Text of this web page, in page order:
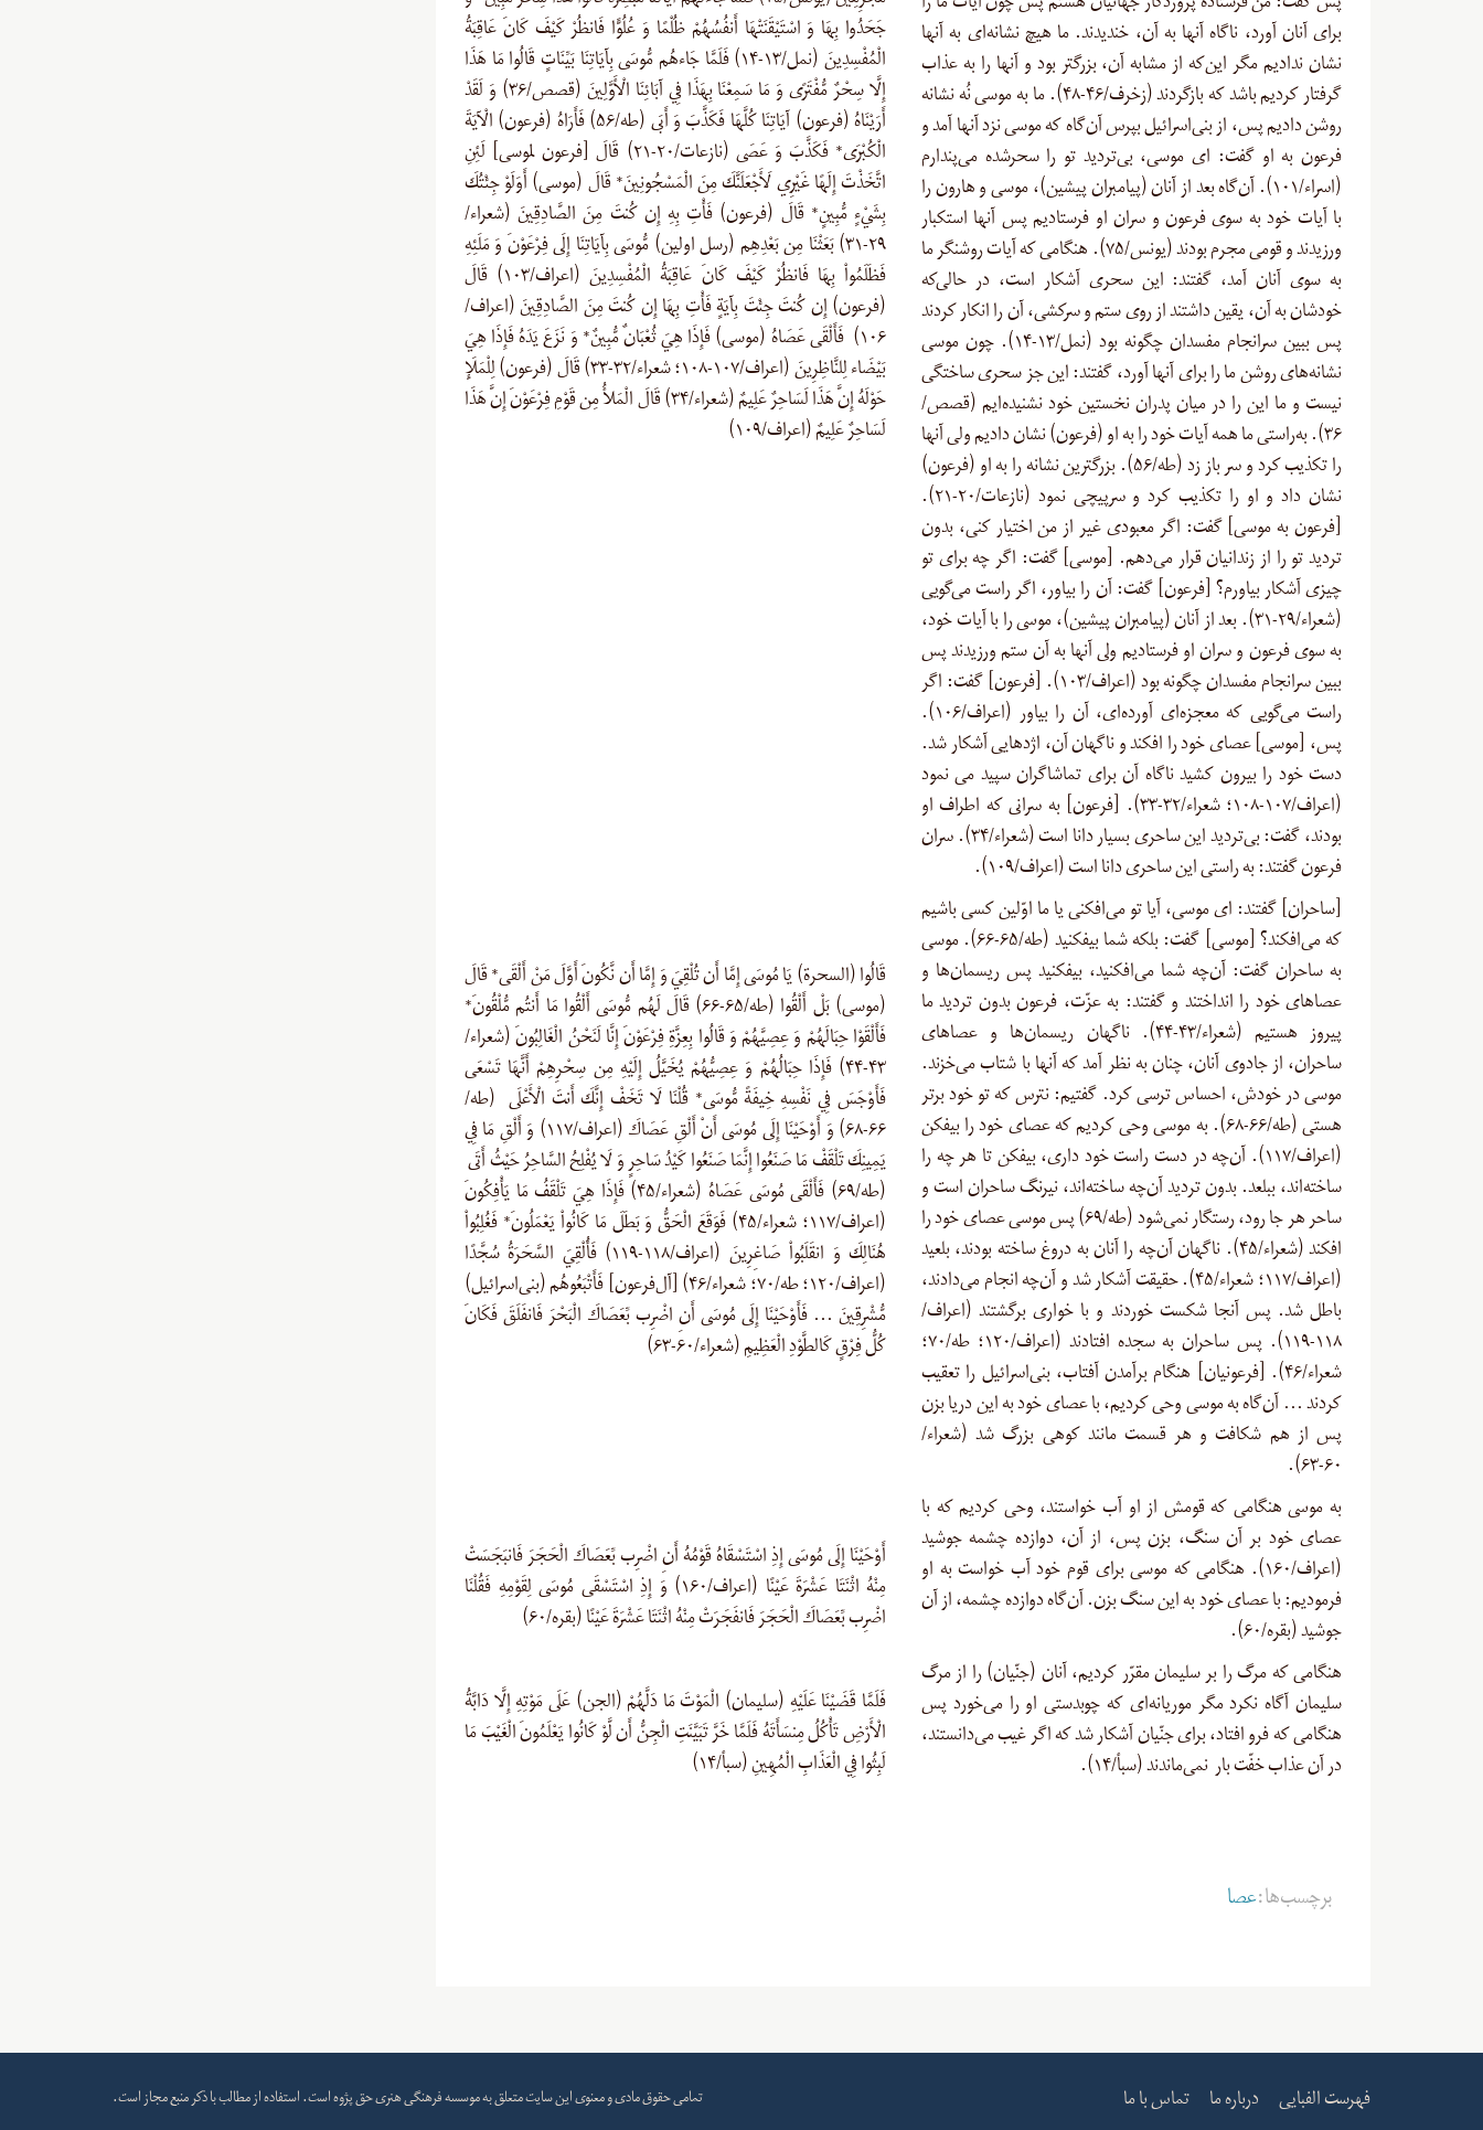
پس گفت: من فرستاده پروردگار جهانیان هستم پس چون آیات ما را
برای آنان آورد، ناگاه آنها به آن، ‌خندیدند. ما هیچ نشانه‌ای به آنها
نشان ندادیم مگر این‌که از مشابه آن، بزرگتر بود و آنها را به عذاب
گرفتار کردیم باشد که بازگردند (زخرف/۴۶-۴۸). ما به موسی نُه نشانه
روشن دادیم پس، از بنی‌اسرائیل بپرس آن‌گاه که موسی نزد آنها آمد و
فرعون به او گفت: ای موسی، بی‌تردید تو را سحرشده می‌پندارم
(اسراء/۱۰۱). آن‌گاه بعد از آنان (پیامبران پیشین)، موسی و هارون را
با آیات خود به سوی فرعون و سران او فرستادیم پس آنها استکبار
ورزیدند و قومی مجرم بودند (یونس/۷۵). هنگامی که آیات روشنگر ما
به سوی آنان آمد، گفتند: این سحری آشکار است، در حالی‌که
خودشان به آن، یقین داشتند از روى ستم و سرکشی، آن را انکار کردند
پس ببین سرانجام مفسدان چگونه بود (نمل/۱۳-۱۴). چون موسی
نشانه‌های روشن ما را برای آنها آورد، گفتند: این جز سحری ساختگی
نیست و ما این را در میان پدران نخستین خود نشنیده‌‍‌ایم (قصص/
۳۶). به‌راستی ما همه آیات خود را به او (فرعون) نشان دادیم ولی آنها
را تکذیب کرد و سر باز زد (طه/۵۶). بزرگترین نشانه را به او (فرعون)
نشان داد و او را تکذیب کرد و سرپیچی نمود (نازعات/۲۰-۲۱).
[فرعون به موسی] گفت: اگر معبودی غیر از من اختیار کنی، بدون
تردید تو را از زندانیان قرار می‌دهم. [موسی] گفت: اگر چه برای تو
چیزی آشکار بیاورم؟ [فرعون] گفت: آن را بیاور، اگر راست می‌گویی
(شعراء/۲۹-۳۱). بعد از آنان (پیامبران پیشین)، موسى را با آیات خود،
به سوى فرعون و سران او فرستادیم ولى آنها به آن ستم ورزیدند پس
ببین سرانجام مفسدان چگونه بود (اعراف/۱۰۳). [فرعون] گفت: اگر
راست می‌گویی که معجزه‌ای آورده‌ای، آن را بیاور (اعراف/۱۰۶).
پس، [موسی] عصای خود را افکند و ناگهان آن، اژدهایی آشکار شد.
دست خود را بیرون کشید ناگاه آن براى تماشاگران سپید مى ‏نمود
(اعراف/۱۰۷-۱۰۸؛ شعراء/۳۲-۳۳). [فرعون] به سرانى که اطراف او
بودند، گفت: بی‌تردید این ساحرى بسیار دانا است (شعراء/۳۴). سران
فرعون گفتند: به راستی این ساحری دانا است (اعراف/۱۰۹).
[ساحران] گفتند: ای موسی، آیا تو می‌افکنی یا ما اوّلین کسی باشیم
که می‌افکند؟ [موسی] گفت: بلکه شما بیفکنید (طه/۶۵-۶۶). موسی
به ساحران گفت: آن‌چه شما می‌افکنید، بیفکنید پس ریسمان‌ها و
عصاهای خود را انداختند و گفتند: به عزّت، فرعون بدون تردید ما
پیروز هستیم (شعراء/۴۳-۴۴). ناگهان ریسمان‌ها و عصاهای
ساحران، از جادوی آنان، چنان به نظر آمد که آنها با شتاب می‌خزند.
موسی در خودش، احساس ترسی کرد. گفتیم: نترس که تو خود برتر
هستی (طه/۶۶-۶۸). به موسی وحی کردیم که عصای خود را بیفکن
(اعراف/۱۱۷). آن‌چه در دست راست خود داری، بیفکن تا هر چه را
ساخته‌اند، ببلعد. بدون تردید آن‌چه ساخته‌اند، نیرنگ ساحران است و
ساحر هر جا رود، رستگار نمی‌شود (طه/۶۹) پس موسی عصای خود را
افکند (شعراء/۴۵). ناگهان آن‌چه را آنان به دروغ ساخته بودند، ‌بلعید
(اعراف/۱۱۷؛ شعراء/۴۵). حقیقت آشکار شد و آن‌چه انجام می‌دادند،
باطل شد. پس آنجا شکست خوردند و با خواری برگشتند (اعراف/
۱۱۸-۱۱۹). پس ساحران به سجده افتادند (اعراف/۱۲۰؛ طه/۷۰؛
شعراء/۴۶). [فرعونیان] هنگام برآمدن آفتاب، بنی‌اسرائیل را تعقیب
کردند … آن‌گاه به موسی وحی کردیم، با عصای خود به این دریا بزن
پس از هم شکافت و هر قسمت مانند کوهی بزرگ شد (شعراء/
۶۰-۶۳).
به موسى هنگامی که قومش از او آب خواستند، وحى کردیم که با
عصای خود بر آن سنگ، بزن پس، از آن، دوازده چشمه جوشید
(اعراف/۱۶۰). هنگامی که موسی برای قوم خود آب خواست به او
فرمودیم: با عصای خود به این سنگ بزن. آن‌گاه دوازده چشمه، از آن
جوشید (بقره/۶۰).
هنگامی که مرگ را بر سلیمان مقرّر کردیم، آنان (جنّیان) را از مرگ
سلیمان آگاه نکرد مگر موریانه‌ای که چوبدستی او را می‌خورد پس
هنگامی که فرو افتاد، برای جنّیان آشکار شد که اگر غیب می‌دانستند،
در آن عذاب خفّت بار نمی‌ماندند (سبأ/۱۴).
جَحَدُوا بِهَا وَ اسْتَيْقَنَتْهَا أَنفُسُهُمْ ظُلْمًا وَ عُلُوًّا فَانظُرْ كَيْفَ كَانَ عَاقِبَةُ
الْمُفْسِدِينَ (نمل/۱۳-۱۴) فَلَمَّا جَاءهُم مُّوسَى بِآيَاتِنَا بَيِّنَاتٍ قَالُوا مَا هَذَا
إِلَّا سِحْرٌ مُّفْتَرًى وَ مَا سَمِعْنَا بِهَذَا فِي آبَائِنَا الْأَوَّلِينَ (قصص/۳۶) وَ لَقَدْ
أَرَيْنَاهُ (فرعون) آيَاتِنَا كُلَّهَا فَكَذَّبَ وَ أَبَى (طه/۵۶) فَأَرَاهُ (فرعون) الْآيَةَ
الْكُبْرَى* فَكَذَّبَ وَ عَصَى (نازعات/۲۰-۲۱) قَالَ [فرعون لموسی] لَئِنِ
اتَّخَذْتَ إِلَهًا غَيْرِي لَأَجْعَلَنَّكَ مِنَ الْمَسْجُونِينَ* قَالَ (موسی) أَوَلَوْ جِئْتُكَ
بِشَيْءٍ مُّبِينٍ* قَالَ (فرعون) فَأْتِ بِهِ إِن كُنتَ مِنَ الصَّادِقِينَ (شعراء/
۲۹-۳۱) بَعَثْنَا مِن بَعْدِهِم (رسل اولین) مُّوسَى بِآيَاتِنَا إِلَى فِرْعَوْنَ وَ مَلَئِهِ
فَظَلَمُواْ بِهَا فَانظُرْ كَيْفَ كَانَ عَاقِبَةُ الْمُفْسِدِينَ (اعراف/۱۰۳) قَالَ
(فرعون) إِن كُنتَ جِئْتَ بِآيَةٍ فَأْتِ بِهَا إِن كُنتَ مِنَ الصَّادِقِينَ (اعراف/
۱۰۶) فَأَلْقَى عَصَاهُ (موسی) فَإِذَا هِيَ ثُعْبَانٌ مُّبِينٌ* وَ نَزَعَ يَدَهُ فَإِذَا هِيَ
بَيْضَاء لِلنَّاظِرِينَ (اعراف/۱۰۷-۱۰۸؛ شعراء/۳۲-۳۳) قَالَ (فرعون) لِلْمَلَإِ
حَوْلَهُ إِنَّ هَذَا لَسَاحِرٌ عَلِيمٌ (شعراء/۳۴) قَالَ الْمَلأُ مِن قَوْمِ فِرْعَوْنَ إِنَّ هَذَا
لَسَاحِرٌ عَلِيمٌ (اعراف/۱۰۹)
قَالُوا (السحرة) يَا مُوسَى إِمَّا أَن تُلْقِيَ وَ إِمَّا أَن نَّكُونَ أَوَّلَ مَنْ أَلْقَى* قَالَ
(موسی) بَلْ أَلْقُوا (طه/۶۵-۶۶) قَالَ لَهُم مُّوسَى أَلْقُوا مَا أَنتُم مُّلْقُونَ*
فَأَلْقَوْا حِبَالَهُمْ وَ عِصِيَّهُمْ وَ قَالُوا بِعِزَّةِ فِرْعَوْنَ إِنَّا لَنَحْنُ الْغَالِبُونَ (شعراء/
۴۳-۴۴) فَإِذَا حِبَالُهُمْ وَ عِصِيُّهُمْ يُخَيَّلُ إِلَيْهِ مِن سِحْرِهِمْ أَنَّهَا تَسْعَى
فَأَوْجَسَ فِي نَفْسِهِ خِيفَةً مُّوسَى* قُلْنَا لَا تَخَفْ إِنَّكَ أَنتَ الْأَعْلَى (طه/
۶۶-۶۸) وَ أَوْحَيْنَا إِلَى مُوسَى أَنْ أَلْقِ عَصَاكَ (اعراف/۱۱۷) وَ أَلْقِ مَا فِي
يَمِينِكَ تَلْقَفْ مَا صَنَعُوا إِنَّمَا صَنَعُوا كَيْدُ سَاحِرٍ وَ لَا يُفْلِحُ السَّاحِرُ حَيْثُ أَتَى
(طه/۶۹) فَأَلْقَى مُوسَى عَصَاهُ (شعراء/۴۵) فَإِذَا هِيَ تَلْقَفُ مَا يَأْفِكُونَ
(اعراف/۱۱۷؛ شعراء/۴۵) فَوَقَعَ الْحَقُّ وَ بَطَلَ مَا كَانُواْ يَعْمَلُونَ* فَغُلِبُواْ
هُنَالِكَ وَ انقَلَبُواْ صَاغِرِينَ (اعراف/۱۱۸-۱۱۹) فَأُلْقِيَ السَّحَرَةُ سُجَّدًا
(اعراف/۱۲۰؛ طه/۷۰؛ شعراء/۴۶) [آل‌فرعون] فَأَتْبَعُوهُم (بنی‌اسرائیل)
مُّشْرِقِينَ … فَأَوْحَيْنَا إِلَى مُوسَى أَنِ اضْرِب بِّعَصَاكَ الْبَحْرَ فَانفَلَقَ فَكَانَ
كُلُّ فِرْقٍ كَالطَّوْدِ الْعَظِيمِ (شعراء/۶۰-۶۳)
أَوْحَيْنَا إِلَى مُوسَى إِذِ اسْتَسْقَاهُ قَوْمُهُ أَنِ اضْرِب بِّعَصَاكَ الْحَجَرَ فَانبَجَسَتْ
مِنْهُ اثْنَتَا عَشْرَةَ عَيْنًا (اعراف/۱۶۰) وَ إِذِ اسْتَسْقَى مُوسَى لِقَوْمِهِ فَقُلْنَا
اضْرِب بِّعَصَاكَ الْحَجَرَ فَانفَجَرَتْ مِنْهُ اثْنَتَا عَشْرَةَ عَيْنًا (بقره/۶۰)
فَلَمَّا قَضَيْنَا عَلَيْهِ (سلیمان) الْمَوْتَ مَا دَلَّهُمْ (الجن) عَلَى مَوْتِهِ إِلَّا دَابَّةُ
الْأَرْضِ تَأْكُلُ مِنسَأَتَهُ فَلَمَّا خَرَّ تَبَيَّنَتِ الْجِنُّ أَن لَّوْ كَانُوا يَعْلَمُونَ الْغَيْبَ مَا
لَبِثُوا فِي الْعَذَابِ الْمُهِينِ (سبأ/۱۴)
برچسب‌ها:عصا
فهرست الفبایی درباره ما تماس با ما تمامی حقوق مادی و معنوی این سایت متعلق بهموسسه فرهنگی هنری حق پژوه است. استفاده از مطالب با ذکر منبع مجاز است.